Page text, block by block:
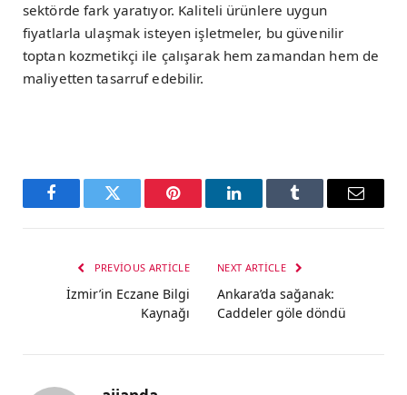
sektörde fark yaratıyor. Kaliteli ürünlere uygun
fiyatlarla ulaşmak isteyen işletmeler, bu güvenilir
toptan kozmetikçi ile çalışarak hem zamandan hem de
maliyetten tasarruf edebilir.
FacebookTwitter Pinterest LinkedInTumblr Email
PREVIOUS ARTICLE
İzmir’in Eczane Bilgi
Kaynağı
NEXT ARTICLE
Ankara’da sağanak:
Caddeler göle döndü